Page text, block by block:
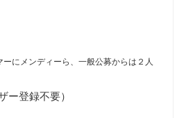
ーにメンディーら、一般公募からは２人
ー登録不要）